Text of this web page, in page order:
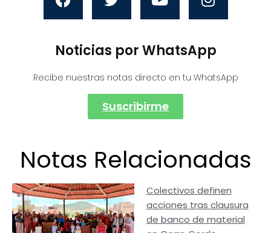
Noticias por WhatsApp
Recibe nuestras notas directo en tu WhatsApp
Suscribirme
Notas Relacionadas
Colectivos definen
acciones tras clausura
de banco de material